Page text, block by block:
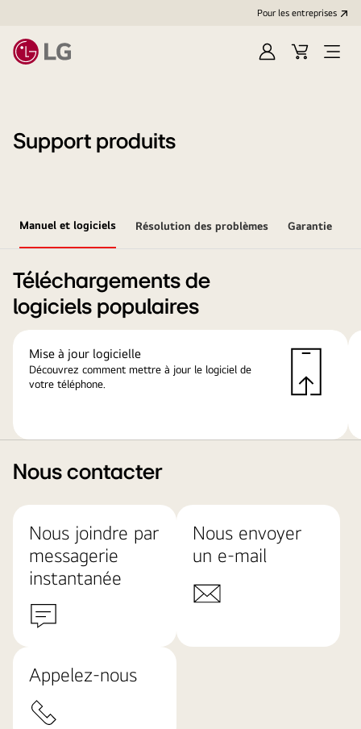
Pour les entreprises
Se
Panier
Support produits
Manuel et logiciels Résolution des problèmes Garantie
Téléchargements de
logiciels populaires
Mise à jour logicielle
Découvrez comment mettre à jour le logiciel de
votre téléphone.
Nous contacter
Nous joindre par
messagerie
instantanée
Nous envoyer
un e-mail
Appelez-nous